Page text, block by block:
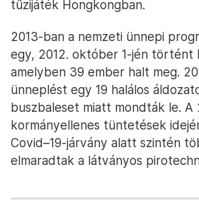
tűzijáték Hongkongban.
2013-ban a nemzeti ünnepi
egy, 2012. október 1-jén történt
amelyben 39 ember halt meg.
ünneplést egy 19 halálos
buszbaleset miatt mondták le. A
kormányellenes tüntetések
Covid–19-járvány alatt szintén
elmaradtak a látványos